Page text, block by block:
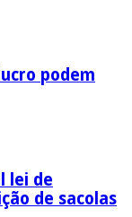
podem
lei de
de sacolas